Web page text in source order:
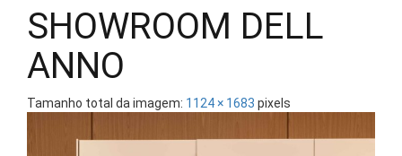
SHOWROOM DELL
ANNO
Tamanho total da imagem: 1124× 1683 pixels